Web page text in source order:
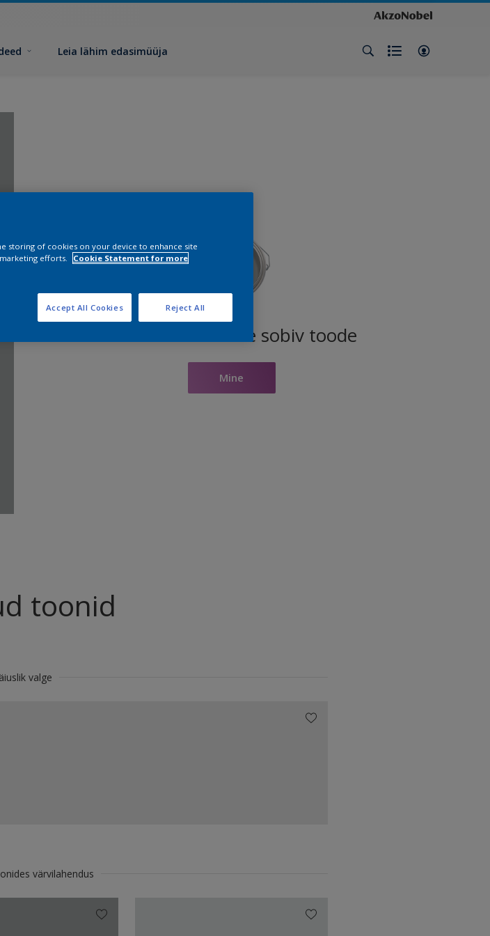
Leia lähim edasimüüja
Leia sellele toonile sobiv toode
Mine
toonid
valge
värvilahendus
storing of cookies on your device to enhance site
efforts.
Cookie Statement for more
Reject All
Accept All Cookies